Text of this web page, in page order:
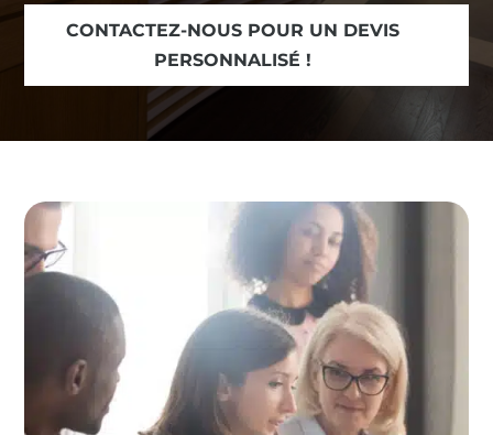
CONTACTEZ-NOUS POUR UN DEVIS
PERSONNALISÉ !